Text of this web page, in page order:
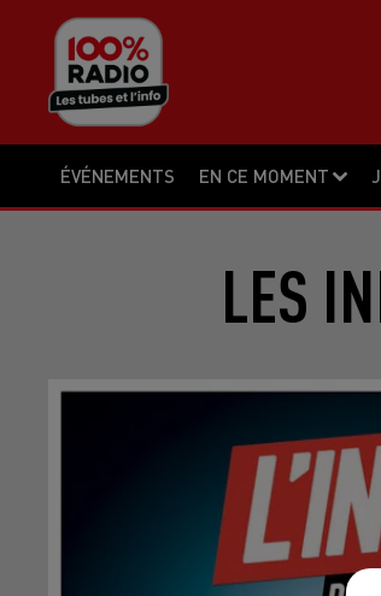
ÉVÉNEMENTS EN CE MOMENT
LES